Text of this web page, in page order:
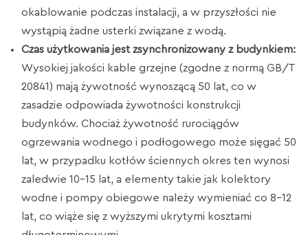
okablowanie podczas instalacji, a w przyszłości nie
wystąpią żadne usterki związane z wodą.
Czas użytkowania jest zsynchronizowany z budynkiem:
Wysokiej jakości kable grzejne (zgodne z normą GB/T
20841) mają żywotność wynoszącą 50 lat, co w
zasadzie odpowiada żywotności konstrukcji
budynków. Chociaż żywotność rurociągów
ogrzewania wodnego i podłogowego może sięgać 50
lat, w przypadku kotłów ściennych okres ten wynosi
zaledwie 10–15 lat, a elementy takie jak kolektory
wodne i pompy obiegowe należy wymieniać co 8–12
lat, co wiąże się z wyższymi ukrytymi kosztami